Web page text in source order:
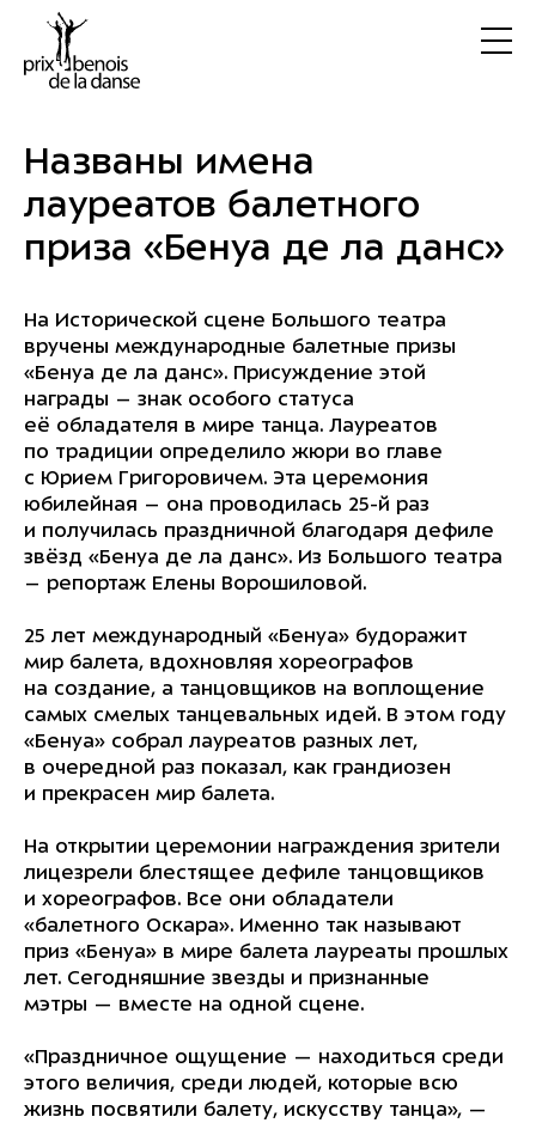
Названы имена
лауреатов балетного
приза «Бенуа де ла данс»
На Исторической сцене Большого театра
вручены международные балетные призы
«Бенуа де ла данс». Присуждение этой
награды – знак особого статуса
её обладателя в мире танца. Лауреатов
по традиции определило жюри во главе
с Юрием Григоровичем. Эта церемония
юбилейная – она проводилась 25-й раз
и получилась праздничной благодаря дефиле
звёзд «Бенуа де ла данс». Из Большого театра
– репортаж Елены Ворошиловой.
25 лет международный «Бенуа» будоражит
мир балета, вдохновляя хореографов
на создание, а танцовщиков на воплощение
самых смелых танцевальных идей. В этом году
«Бенуа» собрал лауреатов разных лет,
в очередной раз показал, как грандиозен
и прекрасен мир балета.
На открытии церемонии награждения зрители
лицезрели блестящее дефиле танцовщиков
и хореографов. Все они обладатели
«балетного Оскара». Именно так называют
приз «Бенуа» в мире балета лауреаты прошлых
лет. Сегодняшние звезды и признанные
мэтры — вместе на одной сцене.
«Праздничное ощущение — находиться среди
этого величия, среди людей, которые всю
жизнь посвятили балету, искусству танца», —